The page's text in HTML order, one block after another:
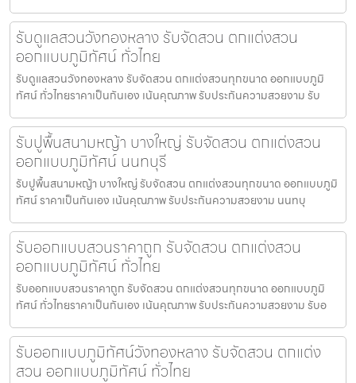
รับดูแลสวนวังทองหลาง รับจัดสวน ตกแต่งสวน
ออกแบบภูมิทัศน์ ทั่วไทย
รับดูแลสวนวังทองหลาง รับจัดสวน ตกแต่งสวนทุกขนาด ออกแบบภูมิ
ทัศน์ ทั่วไทยราคาเป็นกันเอง เน้นคุณภาพ รับประกันความสวยงาม รับ
รับปูพื้นสนามหญ้า บางใหญ่ รับจัดสวน ตกแต่งสวน
ออกแบบภูมิทัศน์ นนทบุรี
รับปูพื้นสนามหญ้า บางใหญ่ รับจัดสวน ตกแต่งสวนทุกขนาด ออกแบบภูมิ
ทัศน์ ราคาเป็นกันเอง เน้นคุณภาพ รับประกันความสวยงาม นนทบุ
รับออกแบบสวนราคาถูก รับจัดสวน ตกแต่งสวน
ออกแบบภูมิทัศน์ ทั่วไทย
รับออกแบบสวนราคาถูก รับจัดสวน ตกแต่งสวนทุกขนาด ออกแบบภูมิ
ทัศน์ ทั่วไทยราคาเป็นกันเอง เน้นคุณภาพ รับประกันความสวยงาม รับอ
รับออกแบบภูมิทัศน์วังทองหลาง รับจัดสวน ตกแต่ง
สวน ออกแบบภูมิทัศน์ ทั่วไทย